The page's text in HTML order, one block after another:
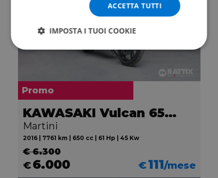
Promo
KAWASAKI Vulcan 650 S
Martini
2016 | 7761 km | 650 cc | 61 Hp | 45 Kw
€ 6.300
€6.000 €111/mese
ACCETTA TUTTI
IMPOSTA I TUOI COOKIE